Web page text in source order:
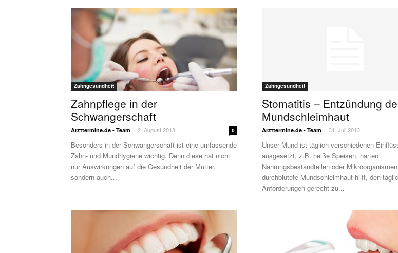
Zahngesundheit
Zahnpflege in der
Schwangerschaft
Arzttermine.de - Team - 2. August 2013 0
Besonders in der Schwangerschaft ist eine umfassende
Zahn- und Mundhygiene wichtig. Denn diese hat nicht
nur Auswirkungen auf die Gesundheit der Mutter,
sondern auch...
Zahngesundheit
Stomatitis – Entzündung
Mundschleimhaut
Arzttermine.de - Team - 31. Juli 2013
Unser Mund ist täglich verschiedenen
ausgesetzt, z.B. heiße Speisen, harten
Nahrungsbestandteilen oder
durchblutete Mundschleimhaut hilft, den
Anforderungen gerecht zu...